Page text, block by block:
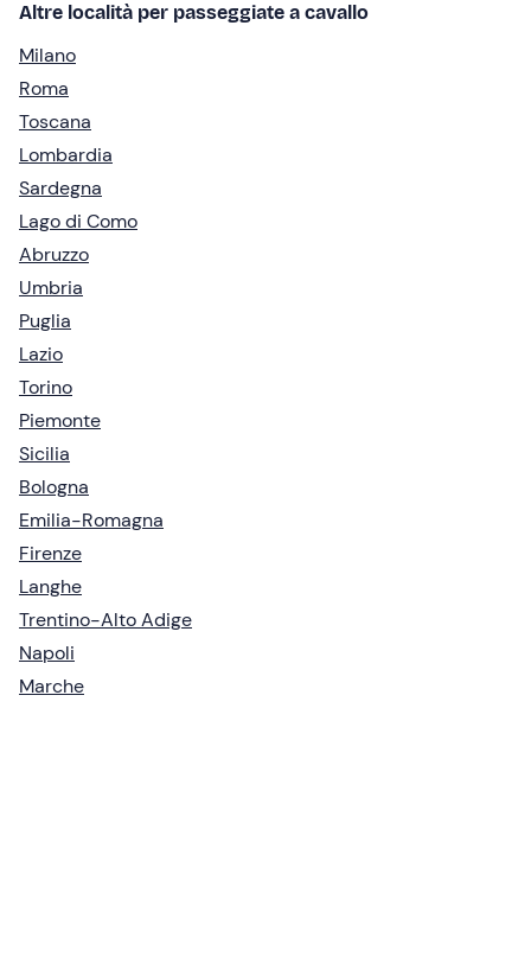
Altre località per passeggiate a cavallo
Milano
Roma
Toscana
Lombardia
Sardegna
Lago di Como
Abruzzo
Umbria
Puglia
Lazio
Torino
Piemonte
Sicilia
Bologna
Emilia-Romagna
Firenze
Langhe
Trentino-Alto Adige
Napoli
Marche